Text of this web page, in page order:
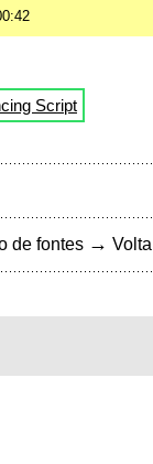
Script
de fontes →